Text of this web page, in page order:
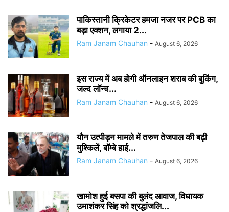
पाकिस्तानी क्रिकेटर हमजा नजर पर PCB का
बड़ा एक्शन, लगाया 2...
Ram Janam Chauhan - August 6, 2026
इस राज्य में अब होगी ऑनलाइन शराब की बुकिंग,
जल्द लॉन्च...
Ram Janam Chauhan - August 6, 2026
यौन उत्पीड़न मामले में तरुण तेजपाल की बढ़ी
मुश्किलें, बॉम्बे हाई...
Ram Janam Chauhan - August 6, 2026
खामोश हुई बसपा की बुलंद आवाज, विधायक
उमाशंकर सिंह को श्रद्धांजलि...